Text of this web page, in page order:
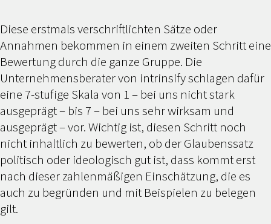
Diese erstmals verschriftlichten Sätze oder
Annahmen bekommen in einem zweiten Schritt eine
Bewertung durch die ganze Gruppe. Die
Unternehmensberater von intrinsify schlagen dafür
eine 7-stufige Skala von 1 – bei uns nicht stark
ausgeprägt – bis 7 – bei uns sehr wirksam und
ausgeprägt – vor. Wichtig ist, diesen Schritt noch
nicht inhaltlich zu bewerten, ob der Glaubenssatz
politisch oder ideologisch gut ist, dass kommt erst
nach dieser zahlenmäßigen Einschätzung, die es
auch zu begründen und mit Beispielen zu belegen
gilt.